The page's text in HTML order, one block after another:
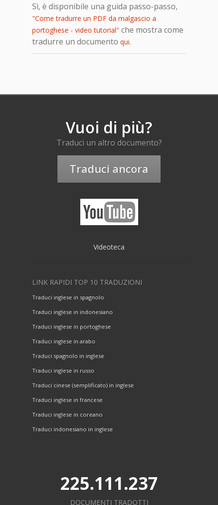
Sì, è disponibile una guida passo-passo,
"Come tradurre un PDF da malgascio a
portoghese - video tutorial" che mostra come
tradurre un documento qui.
Vuoi di più?
Traduci un altro documento?
Traduci ancora
Videoteca
LINK RAPIDI TOP 10 TRADUZIONI
Traduci inglese in spagnolo
Traduci inglese in indonesiano
Traduci inglese in portoghese
Traduci inglese in arabo
Traduci spagnolo in inglese
Traduci inglese in russo
Traduci cinese (semplificato) in inglese
Traduci inglese in francese
Traduci inglese in coreano
Traduci indonesiano in inglese
225.111.237
DOCUMENTI TRADOTTI